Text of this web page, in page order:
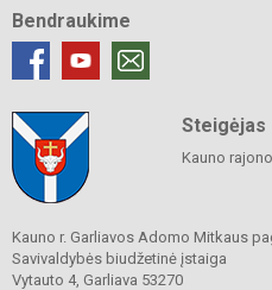
Bendraukime
Steigėjas
Kauno
Kauno r. Garliavos Adomo Mitkaus
Savivaldybės biudžetinė įstaiga
Vytauto 4, Garliava 53270